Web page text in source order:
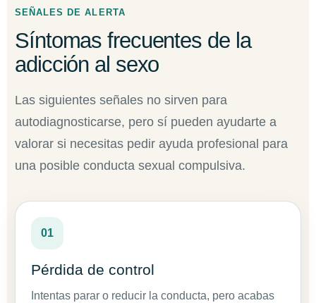
SEÑALES DE ALERTA
Síntomas frecuentes de la
adicción al sexo
Las siguientes señales no sirven para
autodiagnosticarse, pero sí pueden ayudarte a
valorar si necesitas pedir ayuda profesional para
una posible conducta sexual compulsiva.
01
Pérdida de control
Intentas parar o reducir la conducta, pero acabas